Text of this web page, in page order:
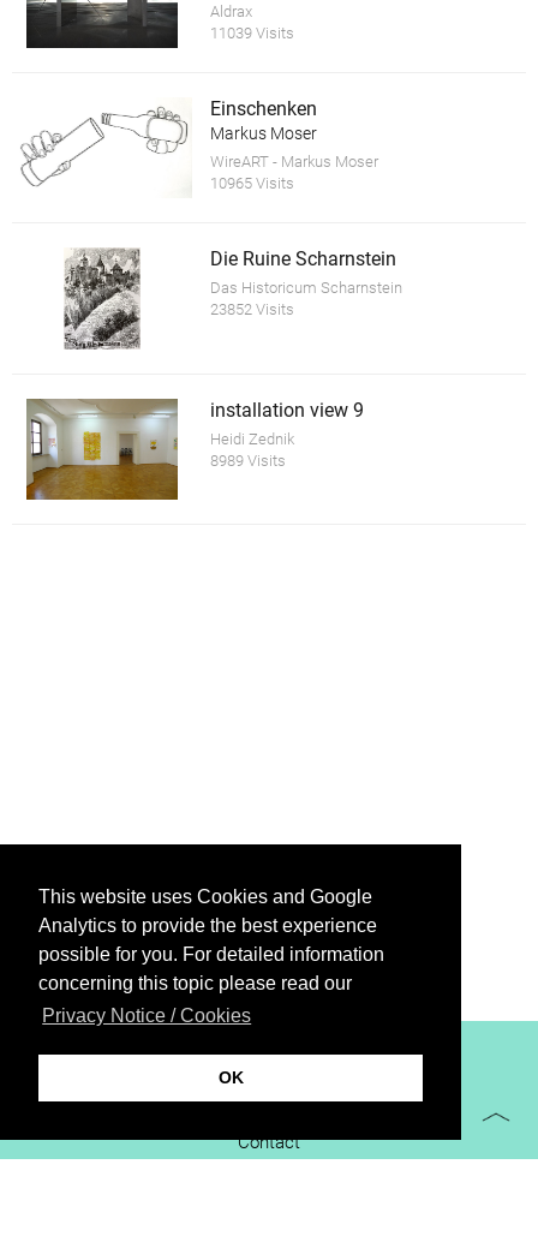
This website uses Cookies and Google
Analytics to provide the best experience
possible for you. For detailed information
concerning this topic please read our
Privacy Notice / Cookies
OK
Aldrax
11039 Visits
Einschenken
Markus Moser
WireART - Markus Moser
10965 Visits
Die Ruine Scharnstein
Das Historicum Scharnstein
23852 Visits
installation view 9
Heidi Zednik
8989 Visits
XiBIT Infoguide 2021
Contact